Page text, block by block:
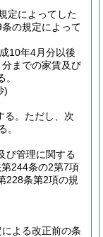
定によってした
の規定によって
10年4月分以後
までの家賃及び
)
。 ただし、次
。
び管理に関する
244条の2第7項
228条第2項の規
よる改正前の条